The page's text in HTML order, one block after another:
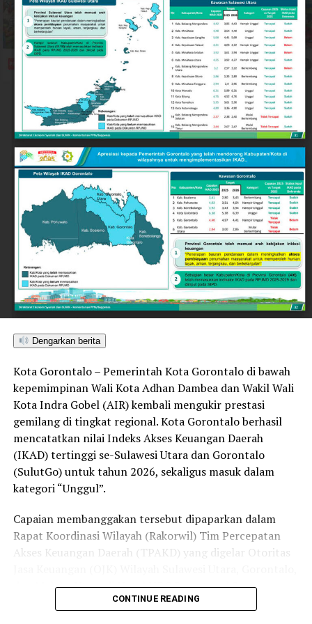
potensi gesekan sosial menjadikan Kota Gorontalo kian
ideal sebagai destinasi investasi, pusat pendidikan,
maupun kawasan hunian yang aman bagi warga lokal
dan pendatang.
Keberhasilan ini tidak terlepas dari langkah strategis
Pemerintah Kota Gorontalo di bawah kepemimpinan
Wali Kota Adhan Dambea. Salah satu pilar utamanya
adalah penguatan nilai-nilai toleransi antarumat
beragama secara inklusif.
Wali Kota Adhan Dambea menegaskan komitmennya
untuk menjadi mengayom bagi seluruh lapisan
masyarakat tanpa membedakan latar belakang agama.
Komitmen ini diwujudkan lewat dukungan nyata
terhadap berbagai agenda keagamaan, termasuk bagi
kelompok minoritas.
Selain pengukuhan nilai toleransi, kondusivitas daerah
turut ditopang oleh tindakan tegas Pemkot Gorontalo
bersama aparat penegak hukum dalam memberantas
secara menyeluruh, tidak hanya menyasar pengecer
skala kecil tetapi juga distributor dan toko-toko besar
yang melanggar aturan.
Dalam daftar pemeringkatan nasional tersebut, Kota
Denpasar menempati posisi puncak dengan tingkat rasa
aman masyarakat melebihi 81 persen, disusul oleh Kota
Yogyakarta, Surakarta, Semarang, Magelang, dan
Kota Gorontalo yang berada di urutan ketujuh berhasil
mengungguli sejumlah kota berkembang lainnya di
Singkawang. Capaian ini menjadi bukti konkret bahwa
Kota Gorontalo terus bertransformasi menjadi daerah
Dengarkan berita
Kota Gorontalo – Pemerintah Kota Gorontalo di bawah
kepemimpinan Wali Kota Adhan Dambea dan Wakil Wali
Kota Indra Gobel (AIR) kembali mengukir prestasi
gemilang di tingkat regional. Kota Gorontalo berhasil
mencatatkan nilai Indeks Akses Keuangan Daerah
(IKAD) tertinggi se-Sulawesi Utara dan Gorontalo
(SulutGo) untuk tahun 2026, sekaligus masuk dalam
kategori “Unggul”.
Capaian membanggakan tersebut dipaparkan dalam
Rapat Koordinasi Wilayah (Rakorwil) Tim Percepatan
Akses Keuangan Daerah (TPAKD) yang digelar Otoritas
dan Maluku Utara di Hotel NDC Resort and Spa,
Manado, Sulawesi Utara, Rabu (29/7/2026).
CONTINUE READING